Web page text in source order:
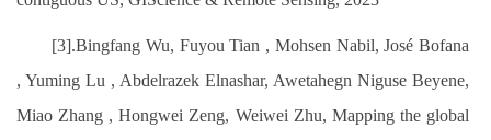
[3].Bingfang Wu, Fuyou Tian , Mohsen Nabil, José Bofana
, Yuming Lu , Abdelrazek Elnashar, Awetahegn Niguse Beyene,
Miao Zhang , Hongwei Zeng, Weiwei Zhu, Mapping the global